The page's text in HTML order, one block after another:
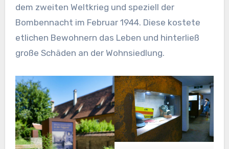
dem zweiten Weltkrieg und speziell der
Bombennacht im Februar 1944. Diese kostete
etlichen Bewohnern das Leben und hinterließ
große Schäden an der Wohnsiedlung.